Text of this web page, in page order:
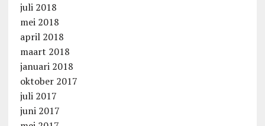
juli 2018
mei 2018
april 2018
maart 2018
januari 2018
oktober 2017
juli 2017
juni 2017